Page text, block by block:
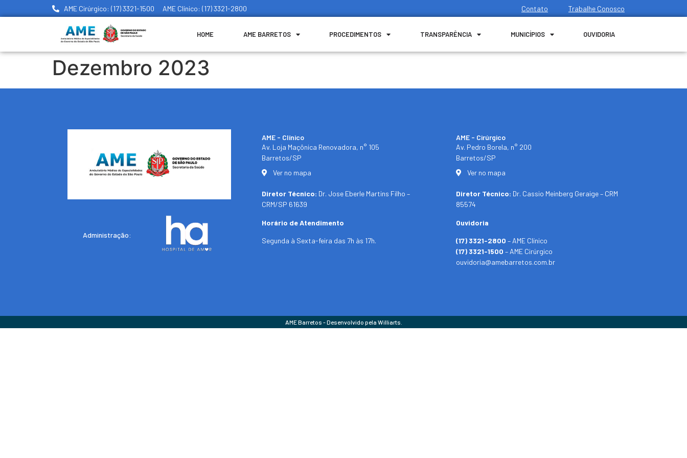
AME Cirúrgico: (17) 3321-1500 AME Clínico: (17) 3321-2800 Contato Trabalhe Conosco
HOME AME BARRETOS PROCEDIMENTOS TRANSPARÊNCIA MUNICÍPIOS OUVIDORIA
Dezembro 2023
Administração:
AME - Clínico​
Av. Loja Maçônica Renovadora, n° 105
Barretos/SP​
Ver no mapa
Diretor Técnico: Dr. Jose Eberle Martins Filho –
CRM/SP 61639
Horário de Atendimento
Segunda à Sexta-feira das 7h às 17h.
AME - Cirúrgico
Av. Pedro Borela, n° 200
Barretos/SP
Ver no mapa
Diretor Técnico: Dr. Cassio Meinberg Geraige – CRM
85574
Ouvidoria
(17) 3321-2800 – AME Clínico
(17) 3321-1500 – AME Cirúrgico
ouvidoria@amebarretos.com.br
AME Barretos - Desenvolvido pela Williarts.